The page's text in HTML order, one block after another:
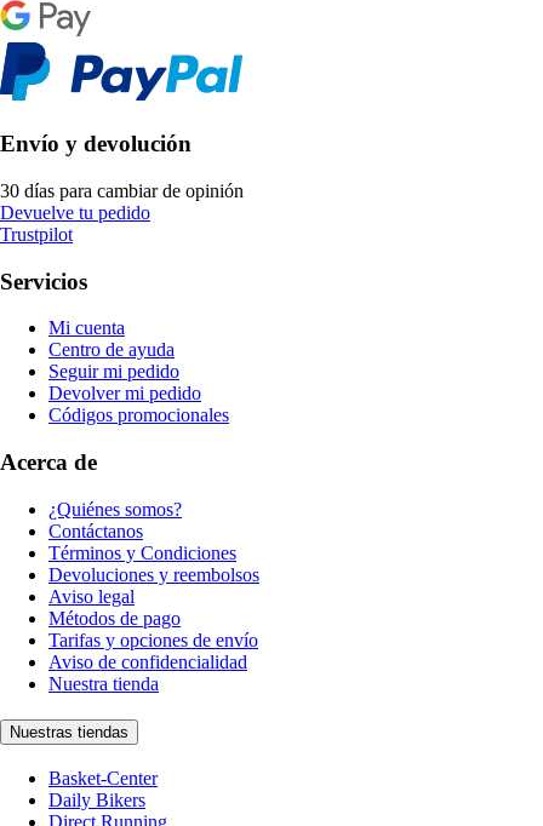
Envío y devolución
30 días para cambiar de opinión
Devuelve tu pedido
Trustpilot
Servicios
Mi cuenta
Centro de ayuda
Seguir mi pedido
Devolver mi pedido
Códigos promocionales
Acerca de
¿Quiénes somos?
Contáctanos
Términos y Condiciones
Devoluciones y reembolsos
Aviso legal
Métodos de pago
Tarifas y opciones de envío
Aviso de confidencialidad
Nuestra tienda
Nuestras tiendas
Basket-Center
Daily Bikers
Direct Running